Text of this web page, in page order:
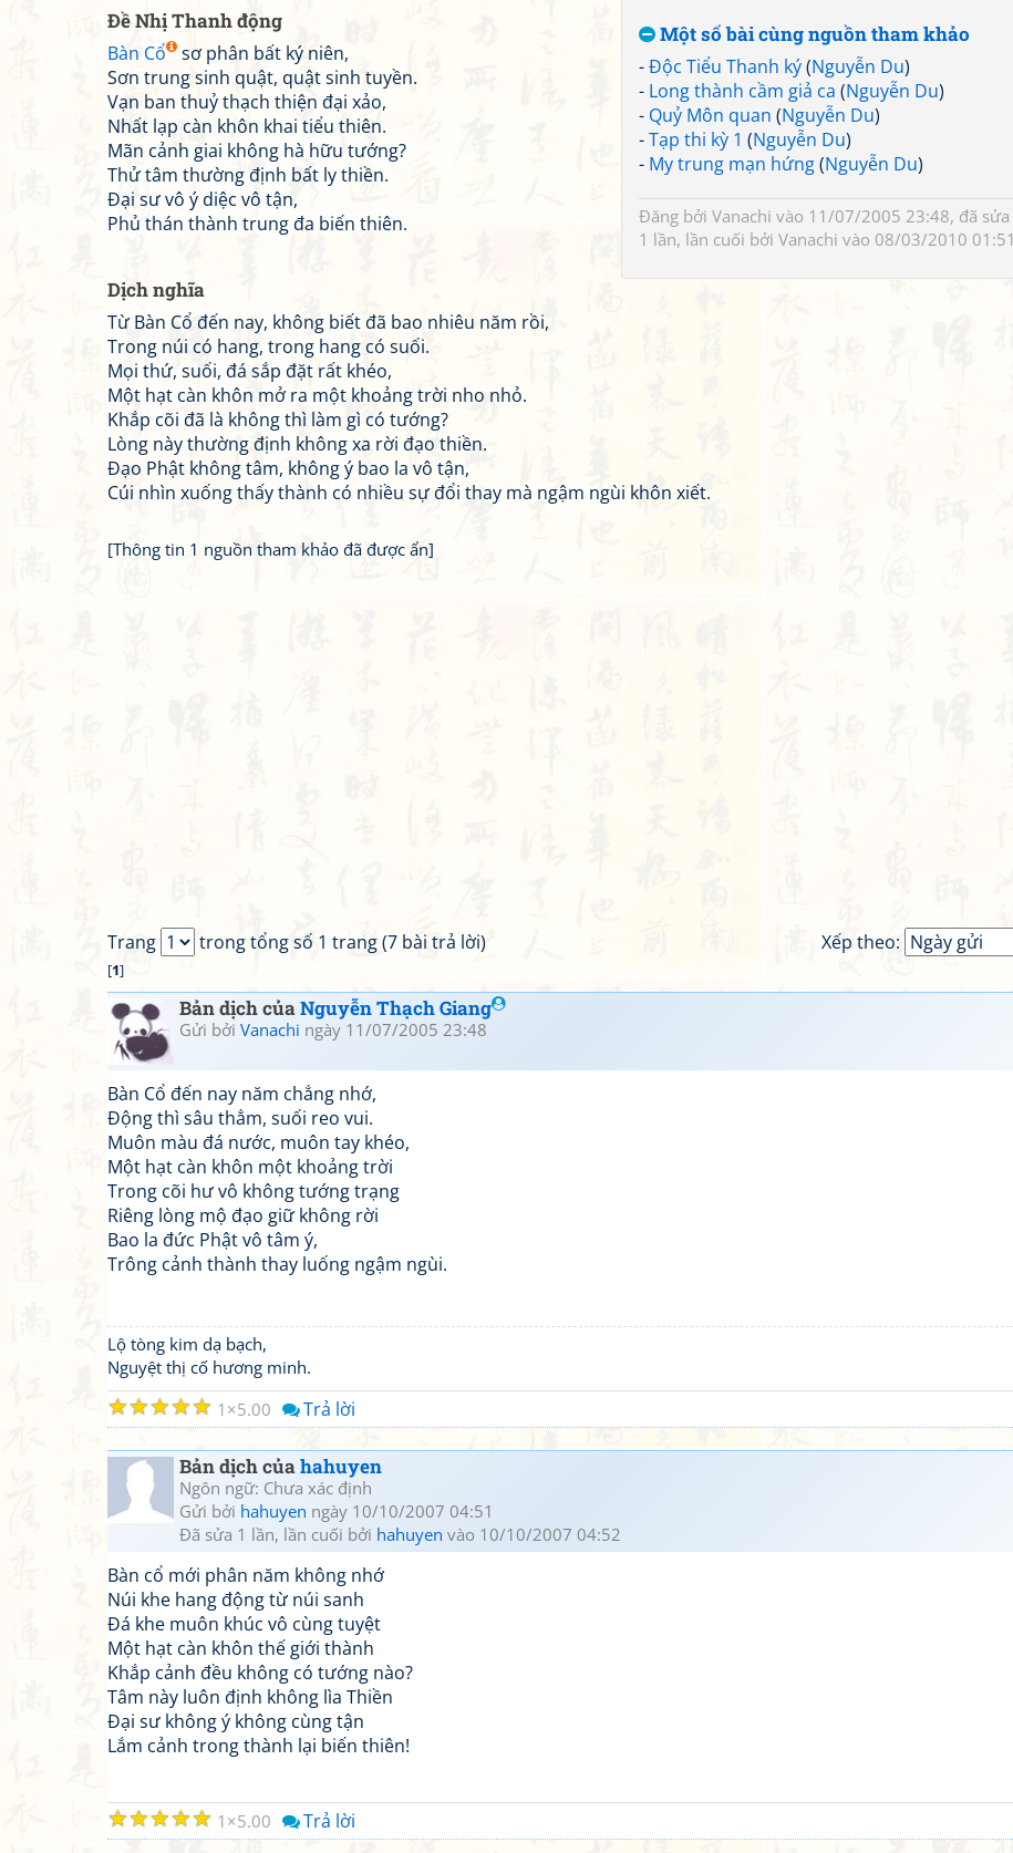
Một số bài cùng nguồn tham khảo
-Độc Tiểu Thanh ký(Nguyễn Du)
- Long thành cầm giả ca (Nguyễn Du)
- Quỷ Môn quan (Nguyễn Du)
-Tạp thi kỳ 1 (Nguyễn Du)
- My trung mạn hứng(Nguyễn Du)
Đăng bởi Vanachi vào 11/07/2005 23:48, đã sửa
1 lần, lần cuối bởi Vanachi vào 08/03/2010 01:51
Đề Nhị Thanh động
Bàn Cổ
sơ phân bất ký niên,
Sơn trung sinh quật, quật sinh tuyền.
Vạn ban thuỷ thạch thiện đại xảo,
Nhất lạp càn khôn khai tiểu thiên.
Mãn cảnh giai không hà hữu tướng?
Thử tâm thường định bất ly thiền.
Đại sư vô ý diệc vô tận,
Phủ thán thành trung đa biến thiên.
Dịch nghĩa
Từ Bàn Cổ đến nay, không biết đã bao nhiêu năm rồi,
Trong núi có hang, trong hang có suối.
Mọi thứ, suối, đá sắp đặt rất khéo,
Một hạt càn khôn mở ra một khoảng trời nho nhỏ.
Khắp cõi đã là không thì làm gì có tướng?
Lòng này thường định không xa rời đạo thiền.
Đạo Phật không tâm, không ý bao la vô tận,
Cúi nhìn xuống thấy thành có nhiều sự đổi thay mà ngậm ngùi khôn xiết.
[Thông tin 1 nguồn tham khảo đã được ẩn]
Xếp theo:
Trang trong tổng số 1 trang (7 bài trả lời)
[1]
Bản dịch củaNguyễn Thạch Giang
Gửi bởi Vanachi ngày 11/07/2005 23:48
Bàn Cổ đến nay năm chẳng nhớ,
Động thì sâu thẳm, suối reo vui.
Muôn màu đá nước, muôn tay khéo,
Một hạt càn khôn một khoảng trời
Trong cõi hư vô không tướng trạng
Riêng lòng mộ đạo giữ không rời
Bao la đức Phật vô tâm ý,
Trông cảnh thành thay luống ngậm ngùi.
Lộ tòng kim dạ bạch,
Nguyệt thị cố hương minh.
☆
☆
☆
☆
☆ 1 5.00 Trả lời
Bản dịch củahahuyen
Ngôn ngữ: Chưa xác định
Gửi bởi hahuyen ngày 10/10/2007 04:51
Đã sửa 1 lần, lần cuối bởi hahuyen vào 10/10/2007 04:52
Bàn cổ mới phân năm không nhớ
Núi khe hang động từ núi sanh
Đá khe muôn khúc vô cùng tuyệt
Một hạt càn khôn thế giới thành
Khắp cảnh đều không có tướng nào?
Tâm này luôn định không lìa Thiền
Đại sư không ý không cùng tận
Lắm cảnh trong thành lại biến thiên!
☆
☆
☆
☆
☆ 1 5.00 Trả lời